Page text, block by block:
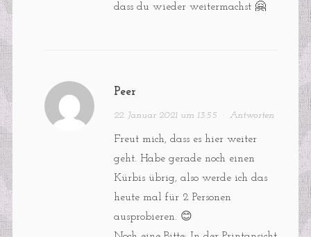
dass du wieder weitermachst 🤗
Peer
22. Januar 2021 um 13:55 · Antworten
Freut mich, dass es hier weiter
geht. Habe gerade noch einen
Kürbis übrig, also werde ich das
heute mal für 2 Personen
ausprobieren. 😊